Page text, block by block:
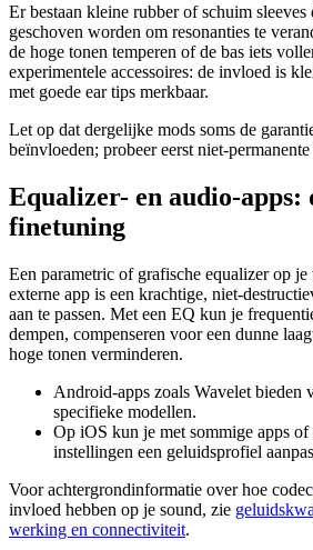
Er bestaan kleine rubber of schuim
geschoven worden om resonanties te
de hoge tonen temperen of de bas iets
experimentele accessoires: de invloed is
met goede ear tips merkbaar.
Let op dat dergelijke mods soms de
beïnvloeden; probeer eerst niet-
Equalizer- en audio-apps:
finetuning
Een parametric of grafische equalizer op
externe app is een krachtige, niet-
aan te passen. Met een EQ kun je
dempen, compenseren voor een dunne
hoge tonen verminderen.
Android-apps zoals Wavelet bieden
specifieke modellen.
Op iOS kun je met sommige apps
instellingen een geluidsprofiel
Voor achtergrondinformatie over hoe
invloed hebben op je sound, zie
werking en connectiviteit.